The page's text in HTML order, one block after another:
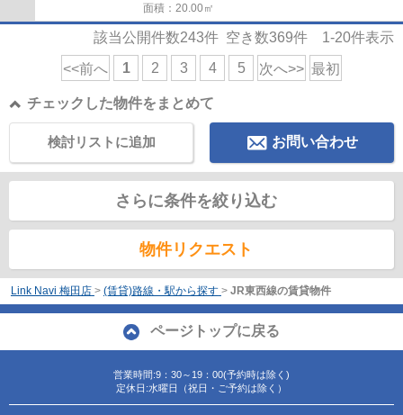
面積：20.00㎡
該当公開件数243件 空き数369件 1-20件表示
<<前へ 1 2 3 4 5 次へ>> 最初
チェックした物件をまとめて
お問い合わせ
検討リストに追加
さらに条件を絞り込む
物件リクエスト
Link Navi 梅田店 > (賃貸)路線・駅から探す > JR東西線の賃貸物件
ページトップに戻る
営業時間:9：30～19：00(予約時は除く)
定休日:水曜日（祝日・ご予約は除く）